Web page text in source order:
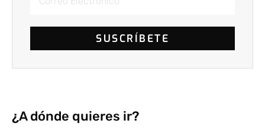
SUSCRÍBETE
¿A dónde quieres ir?